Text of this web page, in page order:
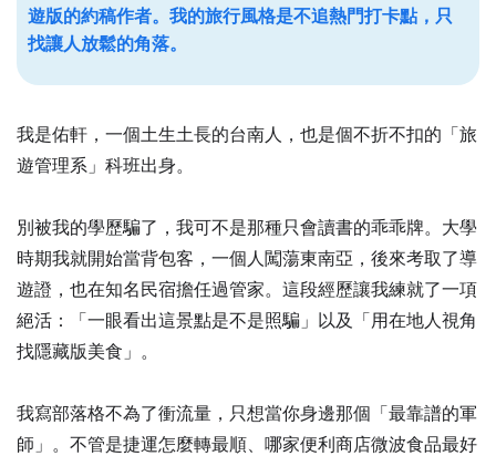
遊版的約稿作者。我的旅行風格是不追熱門打卡點，只
找讓人放鬆的角落。
我是佑軒，一個土生土長的台南人，也是個不折不扣的「旅
遊管理系」科班出身。
別被我的學歷騙了，我可不是那種只會讀書的乖乖牌。大學
時期我就開始當背包客，一個人闖蕩東南亞，後來考取了導
遊證，也在知名民宿擔任過管家。這段經歷讓我練就了一項
絕活：「一眼看出這景點是不是照騙」以及「用在地人視角
找隱藏版美食」。
我寫部落格不為了衝流量，只想當你身邊那個「最靠譜的軍
師」。不管是捷運怎麼轉最順、哪家便利商店微波食品最好